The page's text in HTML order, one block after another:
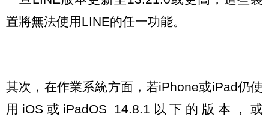
置將無法使用LINE的任一功能。
其次，在作業系統方面，若iPhone或iPad仍使
用iOS或iPadOS 14.8.1以下的版本，或